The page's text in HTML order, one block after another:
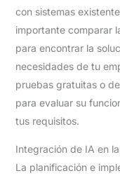
con sistemas
importante comparar
para encontrar la
necesidades de tu
pruebas gratuitas o
para evaluar su
tus requisitos.
Integración de IA en
La planificación e